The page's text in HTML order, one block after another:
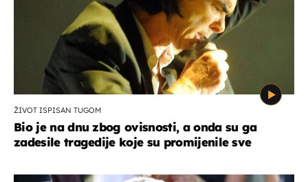
ŽIVOT ISPISAN TUGOM
Bio je na dnu zbog ovisnosti, a onda su ga
zadesile tragedije koje su promijenile sve